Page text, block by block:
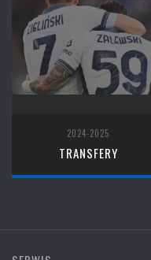
2024-2025
TRANSFERY